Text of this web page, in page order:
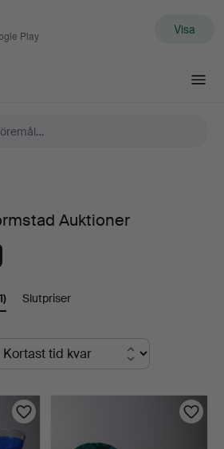
Play Visa
Auktioner
Slutpriser